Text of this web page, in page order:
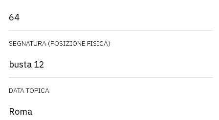
64
SEGNATURA (POSIZIONE FISICA)
busta 12
DATA TOPICA
Roma